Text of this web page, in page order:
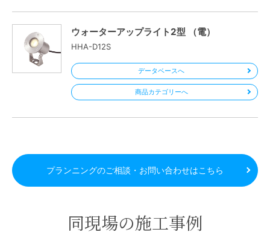
ウォーターアップライト2型 （電）
HHA-D12S
データベースへ
商品カテゴリーへ
プランニングのご相談・お問い合わせはこちら
同現場の施工事例